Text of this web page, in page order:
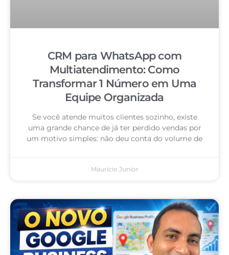
CRM para WhatsApp com
Multiatendimento: Como
Transformar 1 Número em Uma
Equipe Organizada
Se você atende muitos clientes sozinho, existe
uma grande chance de já ter perdido vendas por
um motivo simples: não deu conta do volume de
Mauricio Junior